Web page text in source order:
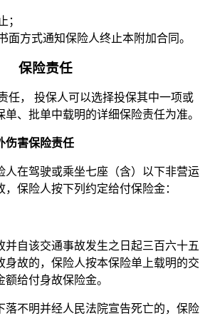
；
面方式通知保险人终止本附加合同。
保险责任
任， 投保人可以选择投保其中一项或
、批单中载明的详细保险责任为准。
伤害保险责任
人在驾驶或乘坐七座（含）以下非营运
保险人按下列约定给付保险金：
并自该交通事故发生之日起三百六十五
身故的，保险人按本保险单上载明的交
给付身故保险金。
落不明并经人民法院宣告死亡的，保险